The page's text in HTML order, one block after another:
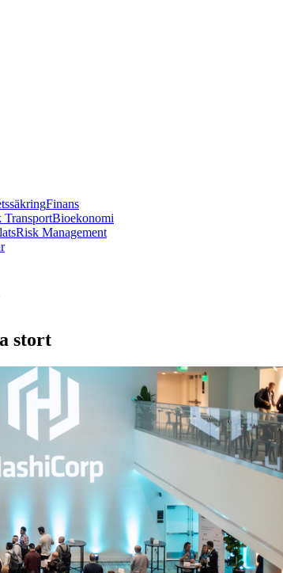
Finans
TransportBioekonomi
Risk Management
stort